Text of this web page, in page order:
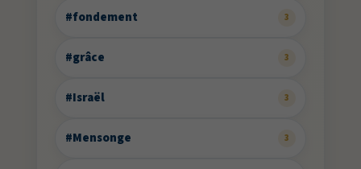
#fondement 3
#grâce 3
#Israël 3
#Mensonge 3